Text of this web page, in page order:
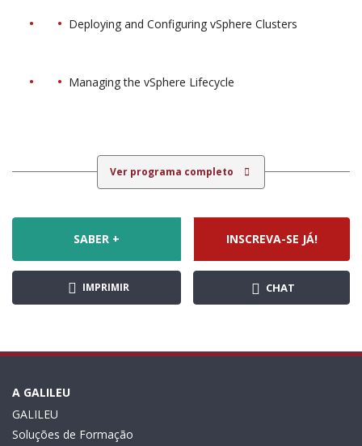
Deploying and Configuring vSphere Clusters
Managing the vSphere Lifecycle
Ver programa completo
SABER + INSCREVA-SE JÁ!
IMPRIMIR CHAT
A GALILEU
GALILEU
Soluções de Formação